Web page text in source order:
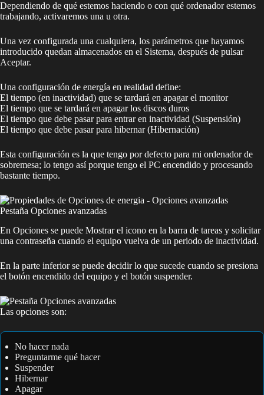
Dependiendo de qué estemos haciendo o con qué ordenador estemos
trabajando, activaremos una u otra.
Una vez configurada una cualquiera, los parámetros que hayamos
introducido quedan almacenados en el Sistema, después de pulsar
Aceptar.
Una configuración de energía en realidad define:
El tiempo (en inactividad) que se tardará en apagar el monitor
El tiempo que se tardará en apagar los discos duros
El tiempo que debe pasar para entrar en inactividad (Suspensión)
El tiempo que debe pasar para hibernar (Hibernación)
Esta configuración es la que tengo por defecto para mi ordenador de
sobremesa; lo tengo así porque tengo el PC encendido y procesando
bastante tiempo.
Pestaña Opciones avanzadas
En Opciones se puede Mostrar el icono en la barra de tareas y solicitar
una contraseña cuando el equipo vuelva de un periodo de inactividad.
En la parte inferior se puede decidir lo que sucede cuando se presiona
el botón encendido del equipo y el botón suspender.
Las opciones son:
No hacer nada
Preguntarme qué hacer
Suspender
Hibernar
Apagar